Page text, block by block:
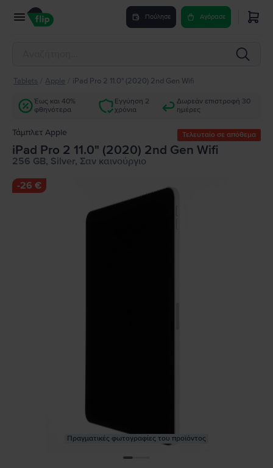
Πούλησε Αγόρασε
Tablets Apple iPad Pro 2 11.0" (2020) 2nd Gen Wifi
Έως και 40%
φθηνότερα
Εγγύηση 2
χρόνια
Δωρεάν επιστροφή 30
ημέρες
Τάμπλετ Apple Τελευταίο σε απόθεμα
iPad Pro 2 11.0" (2020) 2nd Gen Wifi
256 GB, Silver, Σαν καινούργιο
-26 €
Πραγματικές φωτογραφίες του προϊόντος